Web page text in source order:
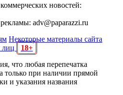
новостей:
adv@paparazzi.ru
Некоторые материалы сайта
лиц
18+
что любая перепечатка
только при наличии прямой
и указания названия